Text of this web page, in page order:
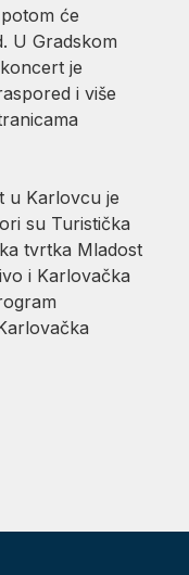
će
U Gradskom
je
i više
u Karlovcu je
su Turistička
tvrtka Mladost
i Karlovačka